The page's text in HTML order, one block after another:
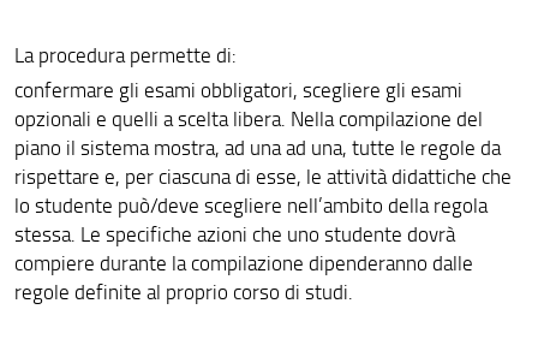
La procedura permette di:
confermare gli esami obbligatori, scegliere gli esami
opzionali e quelli a scelta libera. Nella compilazione del
piano il sistema mostra, ad una ad una, tutte le regole da
rispettare e, per ciascuna di esse, le attività didattiche che
lo studente può/deve scegliere nell’ambito della regola
stessa. Le specifiche azioni che uno studente dovrà
compiere durante la compilazione dipenderanno dalle
regole definite al proprio corso di studi.